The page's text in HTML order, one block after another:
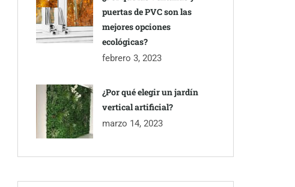
puertas de PVC son las
mejores opciones
ecológicas?
febrero 3, 2023
¿Por qué elegir un jardín
vertical artificial?
marzo 14, 2023